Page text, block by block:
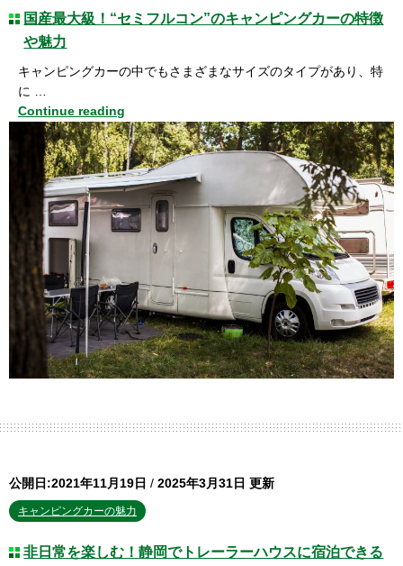
国産最大級！“セミフルコン”のキャンピングカーの特徴
や魅力
キャンピングカーの中でもさまざまなサイズのタイプがあり、特
に …
Continue reading
公開日:2021年11月19日 / 2025年3月31日 更新
キャンピングカーの魅力
非日常を楽しむ！静岡でトレーラーハウスに宿泊できる